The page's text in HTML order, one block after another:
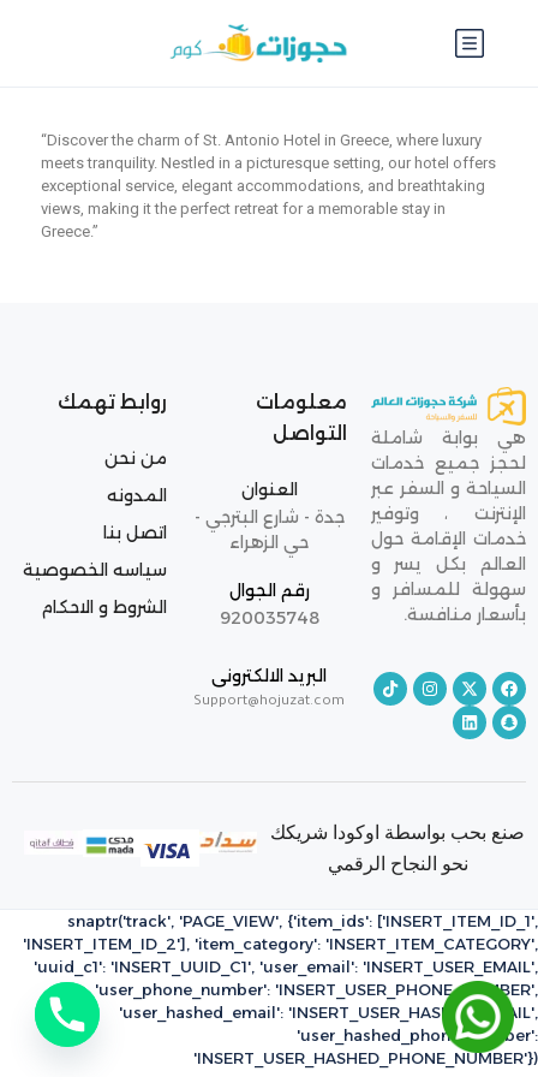
“Discover the charm of St. Antonio Hotel in Greece, where luxury
meets tranquility. Nestled in a picturesque setting, our hotel offers
exceptional service, elegant accommodations, and breathtaking
views, making it the perfect retreat for a memorable stay in
Greece.”
هي بوابة شاملة
لحجز جميع خدمات
السياحة و السفر عبر
الإنترنت ، وتوفير
خدمات الإقامة حول
العالم بكل يسر و
سهولة للمسافر و
بأسعار منافسة.
معلومات
التواصل
العنوان
جدة - شارع البترجي -
حي الزهراء
رقم الجوال
920035748
البريد الالكترونى
Support@hojuzat.com
روابط تهمك
من نحن
المدونه
اتصل بنا
سياسه الخصوصية
الشروط و الاحكام
صنع بحب بواسطة اوكودا شريكك
نحو النجاح الرقمي
snaptr('track', 'PAGE_VIEW', {'item_ids': ['INSERT_ITEM_ID_1',
'INSERT_ITEM_ID_2'], 'item_category': 'INSERT_ITEM_CATEGORY',
'uuid_c1': 'INSERT_UUID_C1', 'user_email': 'INSERT_USER_EMAIL',
'user_phone_number': 'INSERT_USER_PHONE_NUMBER',
'user_hashed_email': 'INSERT_USER_HASHED_EMAIL',
'user_hashed_phone_number':
'INSERT_USER_HASHED_PHONE_NUMBER'})